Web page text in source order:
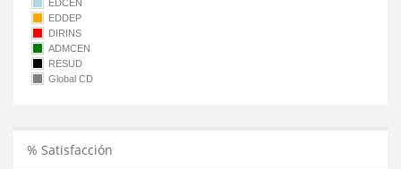
EDCEN
EDDEP
DIRINS
ADMCEN
RESUD
Global CD
% Satisfacción